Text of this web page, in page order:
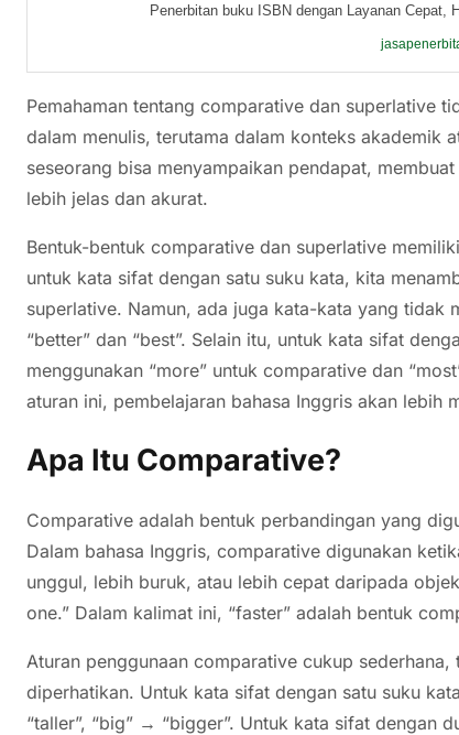
Penerbitan buku ISBN dengan Layanan Cepat,
Pemahaman tentang comparative dan superlative
dalam menulis, terutama dalam konteks akademik
seseorang bisa menyampaikan pendapat,
lebih jelas dan akurat.
Bentuk-bentuk comparative dan superlative
untuk kata sifat dengan satu suku kata, kita
superlative. Namun, ada juga kata-kata yang tidak
“better” dan “best”. Selain itu, untuk kata sifat
menggunakan “more” untuk comparative dan
aturan ini, pembelajaran bahasa Inggris akan lebih
Apa Itu Comparative?
Comparative adalah bentuk perbandingan yang
Dalam bahasa Inggris, comparative digunakan
unggul, lebih buruk, atau lebih cepat daripada
one.” Dalam kalimat ini, “faster” adalah bentuk
Aturan penggunaan comparative cukup
diperhatikan. Untuk kata sifat dengan satu suku
“taller”, “big” → “bigger”. Untuk kata sifat dengan